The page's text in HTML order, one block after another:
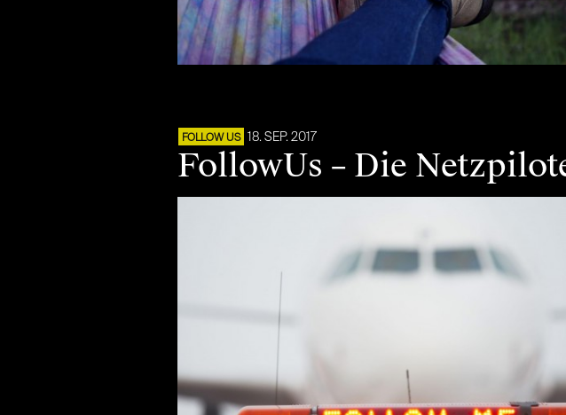
FOLLOW US 18. SEP. 2017
FollowUs – Die